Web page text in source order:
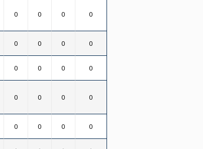
0 0 0 0
0 0 0 0
0 0 0 0
0 0 0 0
0 0 0 0